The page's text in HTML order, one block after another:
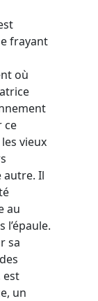
frayant
où
ce
vieux
autre. Il
au
l’épaule.
sa
est
un